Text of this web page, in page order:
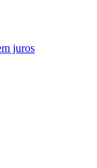
juros